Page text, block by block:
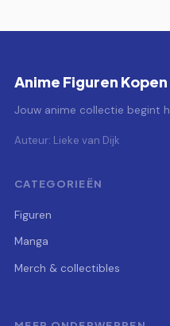
Anime Figuren Kopen
Jouw anime collectie begint
Auteur: Lieke van Dijk
CATEGORIEËN
Figuren
Manga
Merch & collectibles